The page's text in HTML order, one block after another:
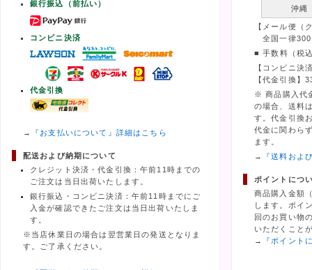
銀行振込（前払い）
コンビニ決済
代金引換
→ 『お支払いについて』詳細はこちら
配送および納期について
クレジット決済・代金引換：午前11時までの
ご注文は当日出荷いたします。
銀行振込・コンビニ決済：午前11時までにご
入金が確認できたご注文は当日出荷いたしま
す。
※当店休業日の場合は翌営業日の発送となりま
す。ご了承ください。
沖縄
【メール便（
全国一律300
■ 手数料（税
【コンビニ決
【代金引換】
※ 商品購入代
の場合、送料
す。代金引換
代金に関わら
ます。
→
『送料およ
ポイントにつ
商品購入金額
します。ポイ
回のお買い物
いただくこと
→
『ポイント